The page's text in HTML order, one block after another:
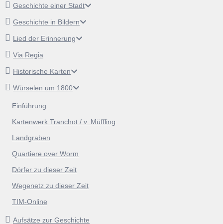
Geschichte einer Stadt
Geschichte in Bildern
Lied der Erinnerung
Via Regia
Historische Karten
Würselen um 1800
Einführung
Kartenwerk Tranchot / v. Müffling
Landgraben
Quartiere over Worm
Dörfer zu dieser Zeit
Wegenetz zu dieser Zeit
TIM-Online
Aufsätze zur Geschichte